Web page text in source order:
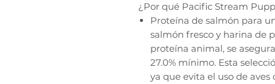
¿Por qué Pacific Stream
Proteína de salmón para
salmón fresco y harina de
proteína animal, se
27.0% mínimo. Esta
ya que evita el uso de